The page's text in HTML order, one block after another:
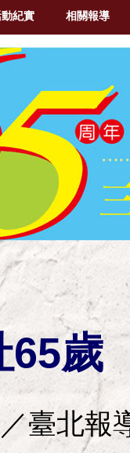
紀實 相關報導
65
臺北報